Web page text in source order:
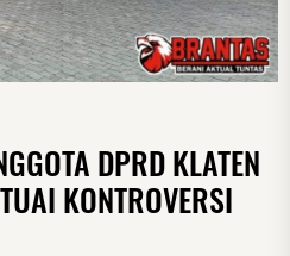
DPRD KLATEN
KONTROVERSI